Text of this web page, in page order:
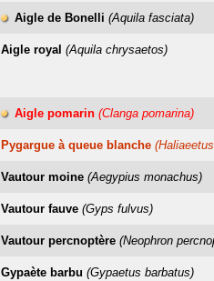
Aigle de Bonelli (Aquila fasciata)
Aigle royal (Aquila chrysaetos)
Aigle pomarin (Clanga pomarina)
Pygargue à queue blanche
Vautour moine (Aegypius monachus)
Vautour fauve (Gyps fulvus)
Vautour percnoptère (Neophron
Gypaète barbu (Gypaetus barbatus)